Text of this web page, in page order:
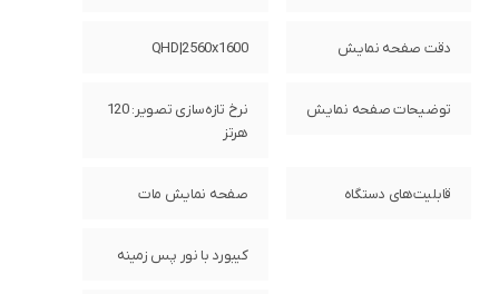
دقت صفحه نمایش QHD|2560x1600
توضیحات صفحه نمایش
نرخ تازه‌سازی تصویر: 120
هرتز
قابلیت‌های دستگاه صفحه نمایش مات
کیبورد با نور پس زمینه